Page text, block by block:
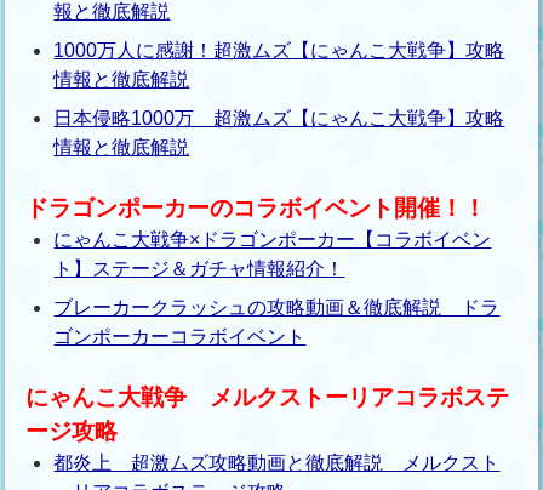
報と徹底解説
1000万人に感謝！超激ムズ【にゃんこ大戦争】攻略
情報と徹底解説
日本侵略1000万 超激ムズ【にゃんこ大戦争】攻略
情報と徹底解説
ドラゴンポーカーのコラボイベント開催！！
にゃんこ大戦争×ドラゴンポーカー【コラボイベン
ト】ステージ＆ガチャ情報紹介！
ブレーカークラッシュの攻略動画＆徹底解説 ドラ
ゴンポーカーコラボイベント
にゃんこ大戦争 メルクストーリアコラボステ
ージ攻略
都炎上 超激ムズ攻略動画と徹底解説 メルクスト